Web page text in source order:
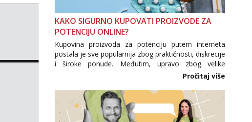
KAKO SIGURNO KUPOVATI PROIZVODE ZA
POTENCIJU ONLINE?
Kupovina proizvoda za potenciju putem interneta
postala je sve popularnija zbog praktičnosti, diskrecije
i široke ponude. Međutim, upravo zbog velike
potražnje na tržištu se pojavljuju i brojni krivotvoreni
proizvodi, nepouzdane internetske trgovine te
proizvodi nepoznatog podrijetla. ...
Pročitaj više